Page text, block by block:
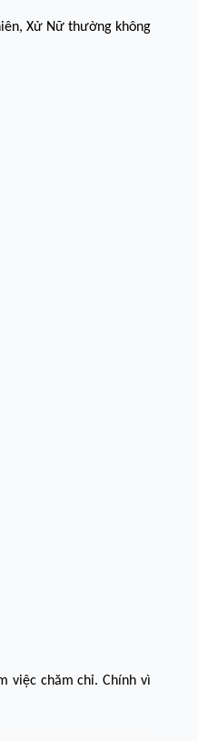
Xử Nữ thường không
việc chăm chỉ. Chính vì